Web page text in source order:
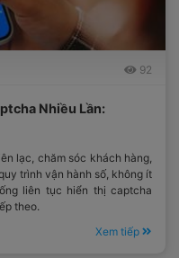
92
Nhiều Lần:
lạc, chăm sóc khách hàng,
trình vận hành số, không ít
liên tục hiển thị captcha
theo.
Xem tiếp